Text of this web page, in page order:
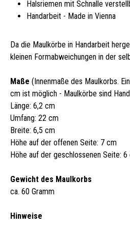
Halsriemen mit Schnalle
Handarbeit - Made in Vienna
Da die Maulkörbe in Handarbeit
kleinen Formabweichungen in der
Maße (Innenmaße des Maulkorbs.
cm ist möglich - Maulkörbe sind
Länge: 6,2 cm
Umfang: 22 cm
Breite: 6,5 cm
Höhe auf der offenen Seite: 7 cm
Höhe auf der geschlossenen Seite: 6
Gewicht des Maulkorbs
ca. 60 Gramm
Hinweise